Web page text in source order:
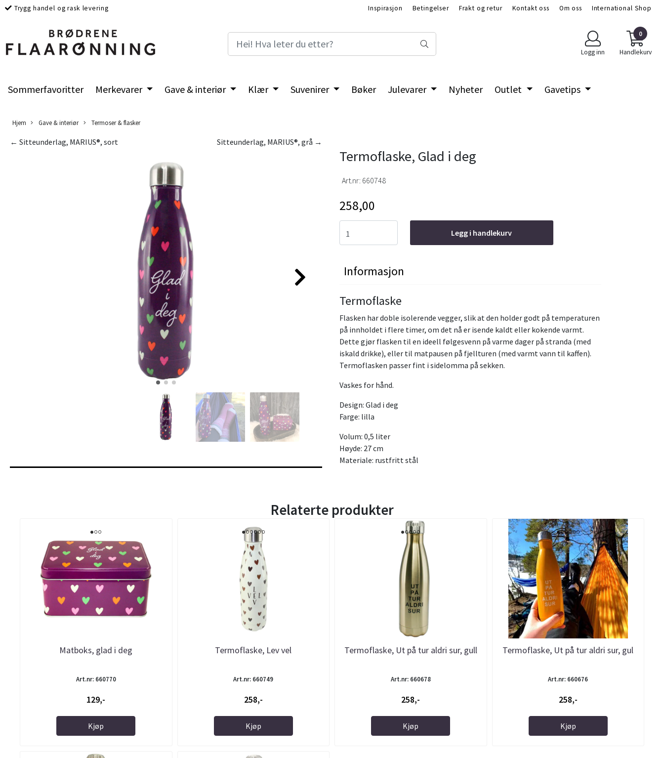
Trygg handel og rask levering Inspirasjon Betingelser Frakt og retur Kontakt oss Om oss International Shop
Logg inn
0
Handlekurv
Sommerfavoritter Merkevarer Gave & interiør Klær Suvenirer Bøker Julevarer Nyheter Outlet Gavetips
Hjem Gave & interiør Termoser & flasker
Sitteunderlag, MARIUS®, grå →
← Sitteunderlag, MARIUS®, sort
Termoflaske, Glad i deg
Art.nr: 660748
258,00
Legg i handlekurv
Informasjon
Termoflaske
Flasken har doble isolerende vegger, slik at den holder godt på temperaturen
på innholdet i flere timer, om det nå er isende kaldt eller kokende varmt.
Dette gjør flasken til en ideell følgesvenn på varme dager på stranda (med
iskald drikke), eller til matpausen på fjellturen (med varmt vann til kaffen).
Termoflasken passer fint i sidelomma på sekken.
Vaskes for hånd.
Design: Glad i deg
Farge: lilla
Volum: 0,5 liter
Høyde: 27 cm
Materiale: rustfritt stål
Relaterte produkter
Matboks, glad i deg
Art.nr: 660770
129,-
Kjøp
Termoflaske, Lev vel
Art.nr: 660749
258,-
Kjøp
Termoflaske, Ut på tur aldri sur, gull
Art.nr: 660678
258,-
Kjøp
Termoflaske, Ut på tur aldri sur, gul
Art.nr: 660676
258,-
Kjøp